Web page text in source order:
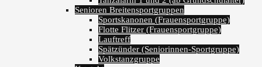
Senioren Breitensportgruppen
Sportskanonen (Frauensportgruppe)
Flotte Flitzer (Frauensportgruppe)
Lauftreff
Spätzünder (Seniorinnen-Sportgruppe)
Volkstanzgruppe